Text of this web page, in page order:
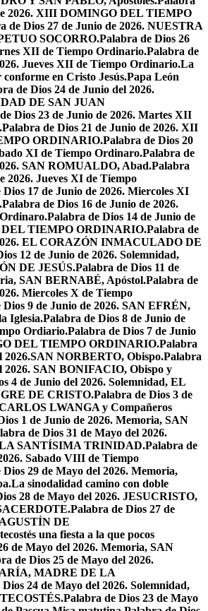
2026. XIII DOMINGO DEL TIEMPO
de Dios 27 de Junio de 2026. NUESTRA
SOCORRO.Palabra de Dios 26
XII de Tiempo Ordinario.Palabra de
Jueves XII de Tiempo Ordinario.La
en Cristo Jesús.Papa León
de Dios 24 de Junio del 2026.
DE SAN JUAN
Dios 23 de Junio de 2026. Martes XII
Palabra de Dios 21 de Junio de 2026. XII
ORDINARIO.Palabra de Dios 20
XI de Tiempo Ordinaro.Palabra de
SAN ROMUALDO, Abad.Palabra
2026. Jueves XI de Tiempo
Dios 17 de Junio de 2026. Miercoles XI
Palabra de Dios 16 de Junio de 2026.
Palabra de Dios 14 de Junio de
TIEMPO ORDINARIO.Palabra de
EL CORAZÓN INMACULADO DE
12 de Junio de 2026. Solemnidad,
DE JESÚS.Palabra de Dios 11 de
SAN BERNABÉ, Apóstol.Palabra de
Miercoles X de Tiempo
Dios 9 de Junio de 2026. SAN EFRÉN,
Iglesia.Palabra de Dios 8 de Junio de
Ordiario.Palabra de Dios 7 de Junio
DEL TIEMPO ORDINARIO.Palabra
2026.SAN NORBERTO, Obispo.Palabra
2026. SAN BONIFACIO, Obispo y
4 de Junio del 2026. Solemnidad, EL
DE CRISTO.Palabra de Dios 3 de
LWANGA y Compañeros
1 de Junio de 2026. Memoria, SAN
de Dios 31 de Mayo del 2026.
SANTÍSIMA TRINIDAD.Palabra de
Sabado VIII de Tiempo
Dios 29 de Mayo del 2026. Memoria,
La sinodalidad camino con doble
28 de Mayo del 2026. JESUCRISTO,
Palabra de Dios 27 de
DE
una fiesta a la que pocos
de Mayo del 2026. Memoria, SAN
de Dios 25 de Mayo del 2026.
MADRE DE LA
24 de Mayo del 2026. Solemnidad,
Palabra de Dios 23 de Mayo